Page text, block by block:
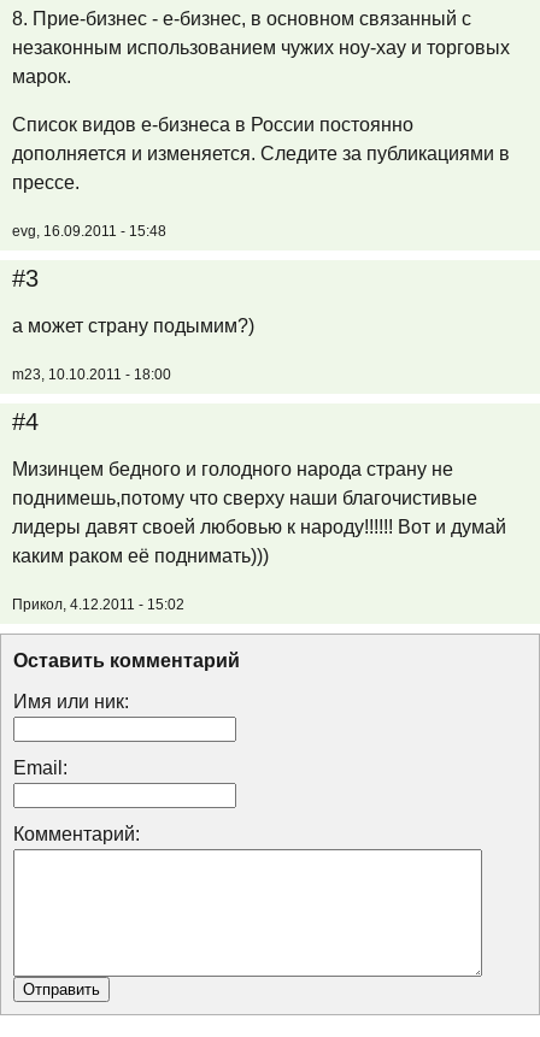
8. Прие-бизнес - е-бизнес, в основном связанный с
незаконным использованием чужих ноу-хау и торговых
марок.
Список видов е-бизнеса в России постоянно
дополняется и изменяется. Следите за публикациями в
прессе.
evg, 16.09.2011 - 15:48
#3
а может страну подымим?)
m23, 10.10.2011 - 18:00
#4
Мизинцем бедного и голодного народа страну не
поднимешь,потому что сверху наши благочистивые
лидеры давят своей любовью к народу!!!!!! Вот и думай
каким раком её поднимать)))
Прикол, 4.12.2011 - 15:02
Оставить комментарий
Имя или ник:
Email:
Комментарий: